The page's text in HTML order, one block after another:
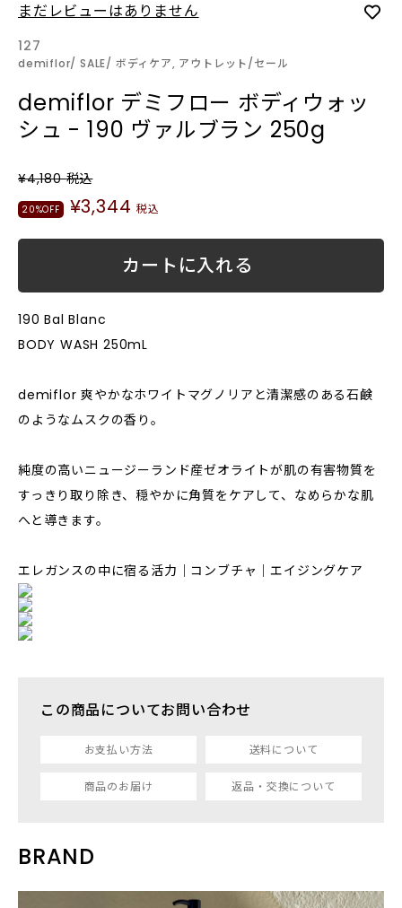
SHOPに関するよくあるご質
い。
まだレビューはありません
127
demiflor SALE ボディケア, アウトレット/セール
demiflor デミフロー ボディウォッ
シュ - 190 ヴァルブラン 250g
¥4,180税込
20%OFF ¥3,344税込
カートに入れる
190 Bal Blanc
BODY WASH 250mL
demiflor 爽やかなホワイトマグノリアと清潔感のある石鹸
のようなムスクの香り。
純度の高いニュージーランド産ゼオライトが肌の有害物質を
すっきり取り除き、穏やかに角質をケアして、なめらかな肌
へと導きます。
エレガンスの中に宿る活力｜コンブチャ｜エイジングケア
この商品についてお問い合わせ
お支払い方法 送料について
商品のお届け 返品・交換について
BRAND